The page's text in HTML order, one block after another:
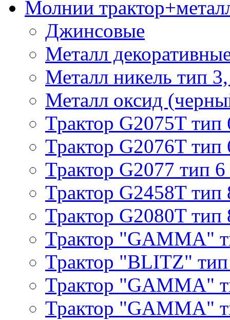
Молнии
Джинсовые
Металл
Металл никель тип
Металл оксид
Трактор G2075T тип
Трактор G2076T тип
Трактор G2077 тип 6
Трактор G2458T тип
Трактор G2080T тип
Трактор "GAMMA"
Трактор "BLITZ"
Трактор "GAMMA"
Трактор "GAMMA"